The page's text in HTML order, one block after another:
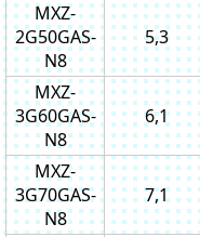
MXZ-
2G50GAS-
N8
5,3
MXZ-
3G60GAS-
N8
6,1
MXZ-
3G70GAS-
N8
7,1